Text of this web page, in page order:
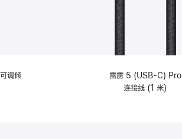
调倾
雷雳 5 (USB-C) Pro
连接线 (1 米)